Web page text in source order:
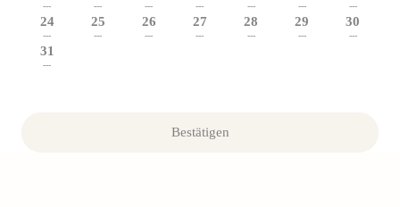
--- --- --- --- --- --- ---
24
---
25
---
26
---
27
---
28
---
29
---
30
---
31
---
Bestätigen